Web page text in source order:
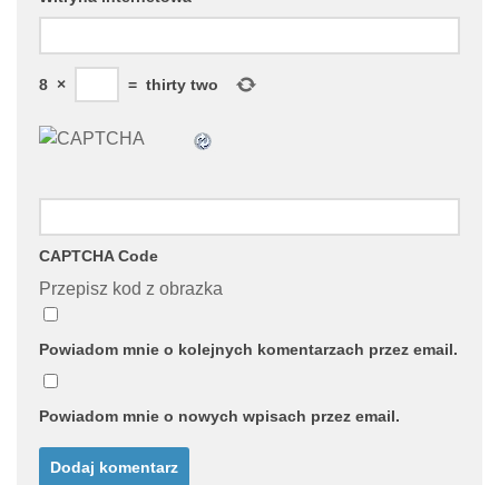
8 × = thirty two
CAPTCHA Code
Przepisz kod z obrazka
Powiadom mnie o kolejnych komentarzach przez email.
Powiadom mnie o nowych wpisach przez email.